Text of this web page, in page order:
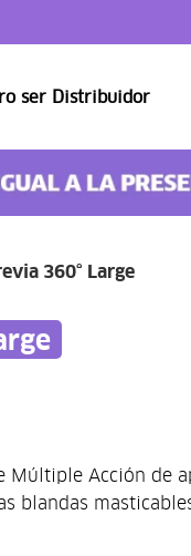
ser Distribuidor
360° Large
Múltiple Acción de
blandas